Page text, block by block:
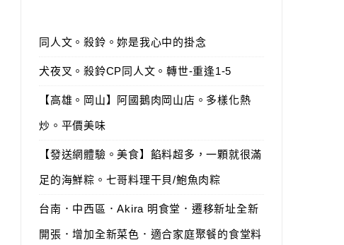
同人文。殺鈴。妳是我心中的掛念
犬夜叉。殺鈴CP同人文。轉世-重逢1-5
【高雄。岡山】阿國鵝肉岡山店。多樣化熱
炒。平價美味
【發送網體驗。美食】餡料超多，一顆就很滿
足的海鮮粽。七哥料理干貝/鮑魚肉粽
台南．中西區．Akira 明食堂．遷移新址全新
開張．增加全新菜色．適合家庭聚餐的食堂料